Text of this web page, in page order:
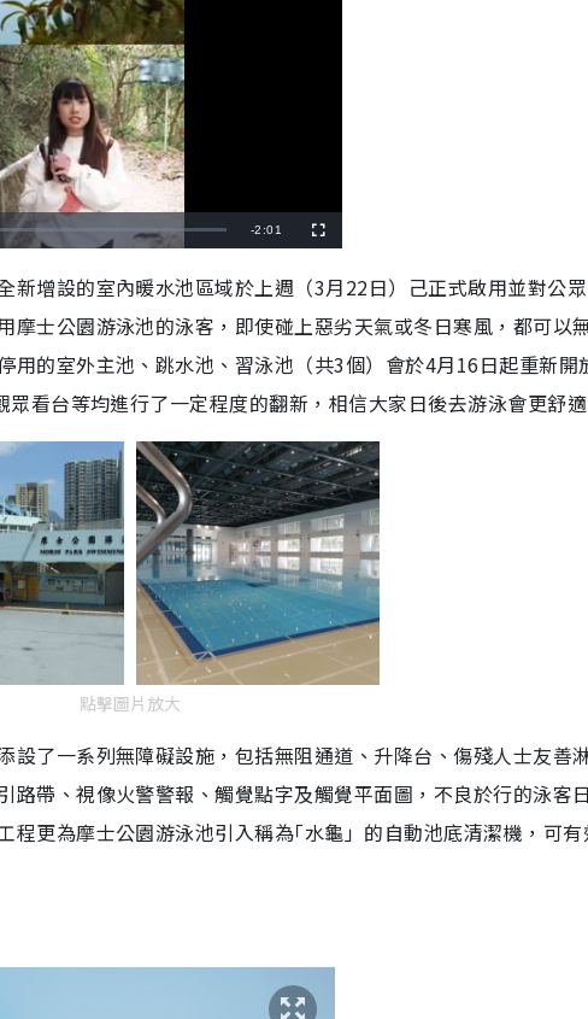
R
a
i
n
i
n
g
T
i
e
-2:01
u
e
新增設的室內暖水池區域於上週（3月22日）己正式啟用並對公
摩士公園游泳池的泳客，即使碰上惡劣天氣或冬日寒風，都可以
用的室外主池、跳水池、習泳池（共3個）會於4月16日起重新開
看台等均進行了一定程度的翻新，相信大家日後去游泳會更舒
點擊圖片放大
設了一系列無障礙設施，包括無阻通道、升降台、傷殘人士友善
路帶、視像火警警報、觸覺點字及觸覺平面圖，不良於行的泳客
程更為摩士公園游泳池引入稱為｢水龜」的自動池底清潔機，可